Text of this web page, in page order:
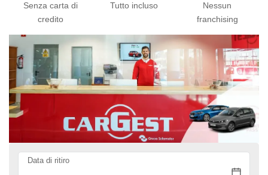
Senza carta di
credito
Tutto incluso
Nessun
franchising
Data di ritiro